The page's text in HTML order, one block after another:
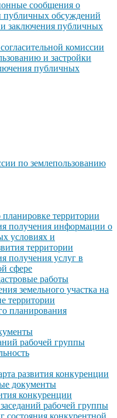
сообщения о
публичных обсуждений
заключения публичных
комиссии
и застройки
публичных
по землепользованию
территории
получения информации о
условиях и
территории
получения услуг в
сфере
работы
земельного участка на
территории
планирования
рабочей группы
развития конкуренции
документы
конкуренции
рабочей группы
состояния конкурентной